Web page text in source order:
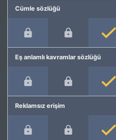
Cümle sözlüğü
Eş anlamlı kavramlar sözlüğü
Reklamsız erişim